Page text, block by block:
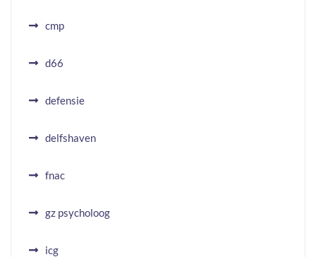
cmp
d66
defensie
delfshaven
fnac
gz psycholoog
icg